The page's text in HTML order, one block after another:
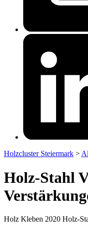
Holzcluster Steiermark >
Holz-Stahl
Holz Kleben 2020 Holz-